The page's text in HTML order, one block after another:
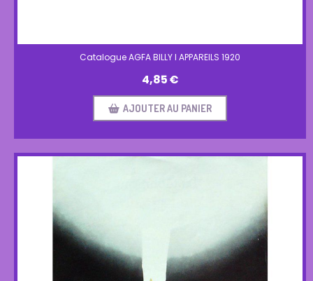
Catalogue AGFA BILLY I APPAREILS 1920
4,85€
AJOUTER AU PANIER